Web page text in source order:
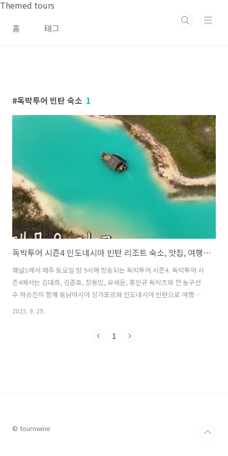
본문 바로가기
Themed tours
홈
태그
독박투어 빈탄 숙소 1
독박투어 시즌4 인도네시아 빈탄 리조트 숙소, 맛집, 여행코스 총정리
채널S에서 매주 토요일 밤 9시에 방송되는 독박투어 시즌4. 독박투어 시
즌4에서는 김대희, 김준호, 장동민, 유세윤, 홍인규 독박즈와 전 농구선
수 하승진이 함께 동남아시아 싱가포르와 인도네시아 빈탄으로 여행을
떠나는 과정이 방송되었다. 특히 싱가포르에서 페리로 단 1시간이면 도
서 독박즈와 하승진이 다녀간 이후 여행지로서의 매력이 재조명되고 있
2025. 9. 29.
1
© tournwine